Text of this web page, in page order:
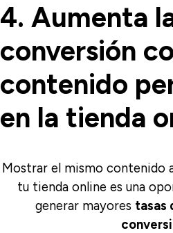
4. Aumenta
conversión
contenido
en la tienda
Mostrar el mismo contenido
tu tienda online es una
generar mayores tasas